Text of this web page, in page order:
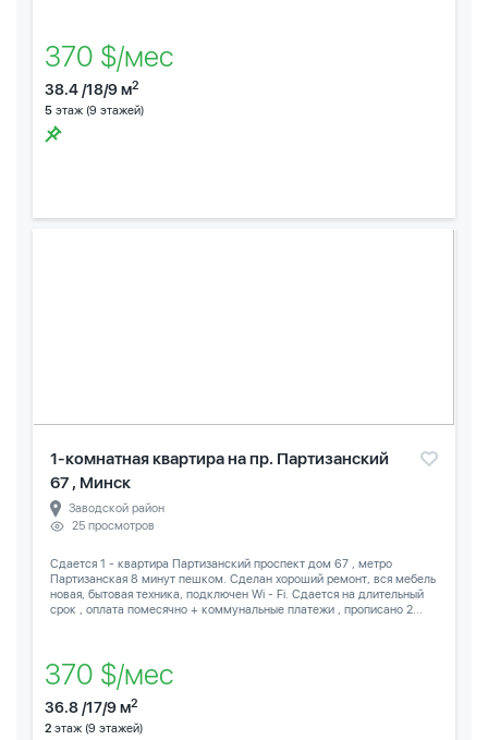
370 $/мес
38.4 /18/9 м2
5 этаж (9 этажей)
1-комнатная квартира на пр. Партизанский
67 , Минск
Заводской район
25 просмотров
Сдается 1 - квартира Партизанский проспект дом 67 , метро
Партизанская 8 минут пешком. Сделан хороший ремонт, вся мебель
новая, бытовая техника, подключен Wi - Fi. Сдается на длительный
срок , оплата помесячно + коммунальные платежи , прописано 2...
370 $/мес
36.8 /17/9 м2
2 этаж (9 этажей)